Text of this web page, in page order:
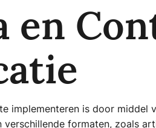
en
implementeren is door
formaten, zoals